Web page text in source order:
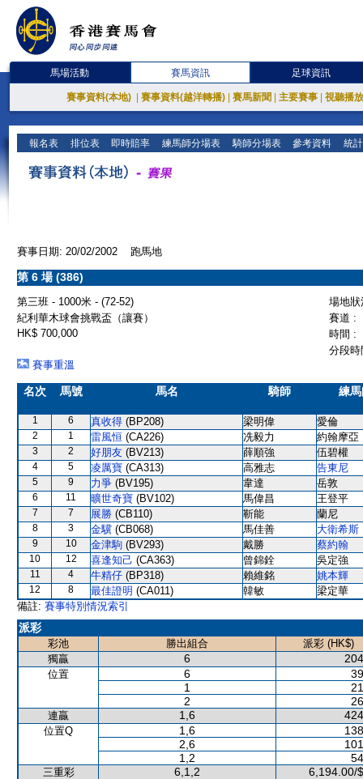
馬場活動 賽馬資訊 足球資訊
賽事資料(本地) 賽事資料(越洋轉播) 賽馬新聞 主要賽事 視聽播
報名表 排位表 即時賠率 練馬師分場表 騎師分場表 參考資料 統
賽事日期: 20/02/2002 跑馬地
第 6 場 (386)
第三班 - 1000米 - (72-52)
場地
紀利華木球會挑戰盃（讓賽）
賽道 :
HK$ 700,000
時間 :
分段
賽事重溫
名次 馬號 馬名 騎師 練
1 6 真收得 (BP208) 梁明偉 愛倫
2 1 雷風恒 (CA226) 冼毅力 約翰摩亞
3 2 好朋友 (BV213) 薛順強 伍碧權
4 5 凌厲寶 (CA313) 高雅志 告東尼
5 9 力爭 (BV195) 韋達 岳敦
6 11 曠世奇寶 (BV102) 馬偉昌 王登平
7 7 展勝 (CB110) 靳能 蘭尼
8 3 金驥 (CB068) 馬佳善 大衛希斯
9 10 金津駒 (BV293) 戴勝 蔡約翰
10 12 喜逢知己 (CA363) 曾錦銓 吳定強
11 4 牛精仔 (BP318) 賴維銘 姚本輝
12 8 最佳證明 (CA011) 韓敏
梁定華
備註: 賽事特別情況索引
派彩
彩池 勝出組合
派彩 (HK$)
獨贏
6
位置 6
1
2
連贏 1,6
位置Q 1,6
2,6
1,2
三重彩 6,1,2 6,194.00/